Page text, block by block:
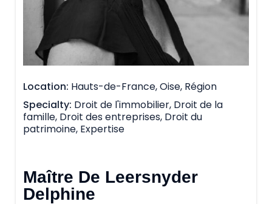
Location Hauts-de-France, Oise, Région
Specialty Droit de l'immobilier, Droit de la
famille, Droit des entreprises, Droit du
patrimoine, Expertise
Maître De Leersnyder
Delphine